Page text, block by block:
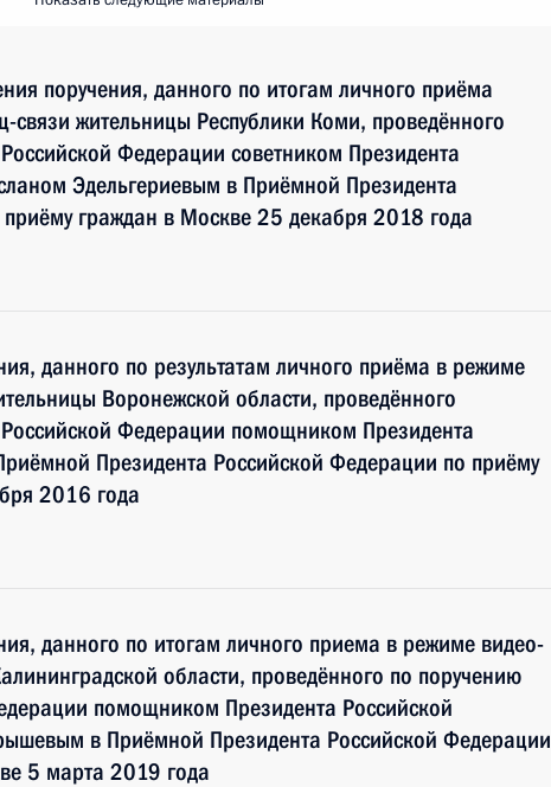
поручения, данного по итогам личного приёма
жительницы Республики Коми, проведённого
Федерации советником Президента
Эдельгериевым в Приёмной Президента
граждан в Москве 25 декабря 2018 года
данного по результатам личного приёма в режиме
Воронежской области, проведённого
Федерации помощником Президента
Президента Российской Федерации по приёму
2016 года
данного по итогам личного приема в режиме видео-
области, проведённого по поручению
помощником Президента Российской
в Приёмной Президента Российской Федерации
5 марта 2019 года